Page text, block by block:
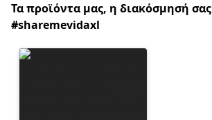
Τα προϊόντα μας, η διακόσμησή σας
#sharemevidaxl